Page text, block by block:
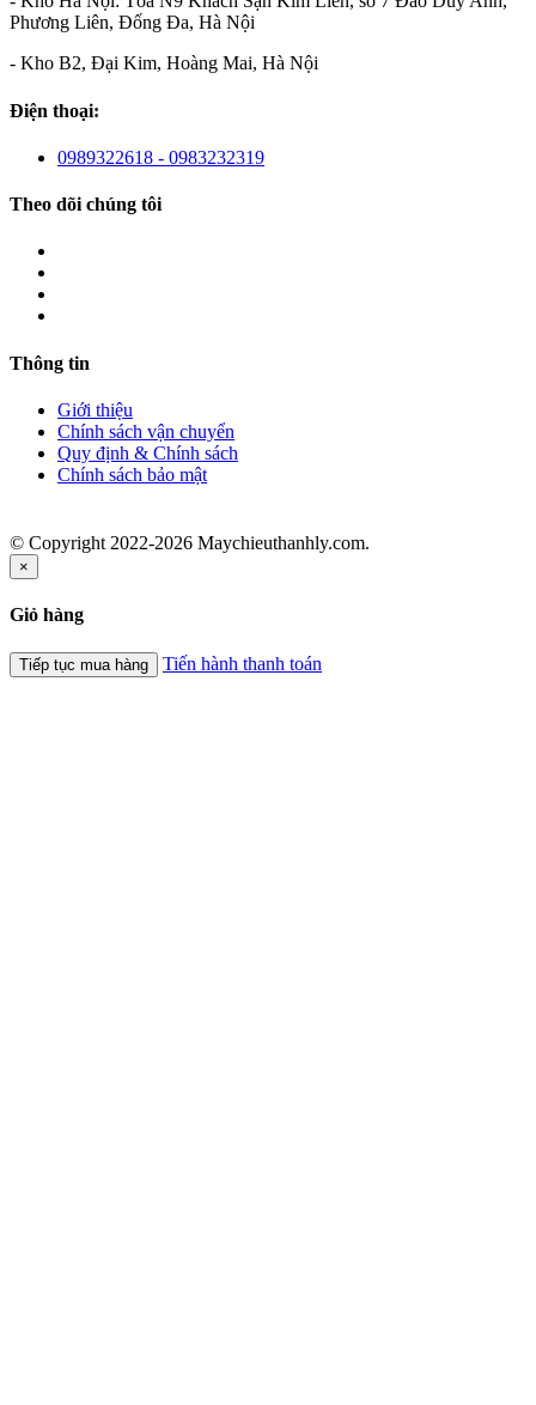
Phương Liên, Đống Đa, Hà Nội
- Kho B2, Đại Kim, Hoàng Mai, Hà Nội
Điện thoại:
0989322618 - 0983232319
Theo dõi chúng tôi
Thông tin
Giới thiệu
Chính sách vận chuyển
Quy định & Chính sách
Chính sách bảo mật
© Copyright 2022-2026 Maychieuthanhly.com.
×
Giỏ hàng
Tiếp tục mua hàng Tiến hành thanh toán